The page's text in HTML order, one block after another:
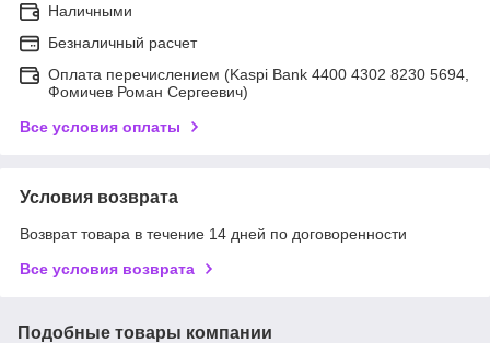
Наличными
Безналичный расчет
Оплата перечислением (Kaspi Bank 4400 4302 8230 5694,
Фомичев Роман Сергеевич)
Все условия оплаты
Условия возврата
Возврат товара в течение 14 дней по договоренности
Все условия возврата
Подобные товары компании